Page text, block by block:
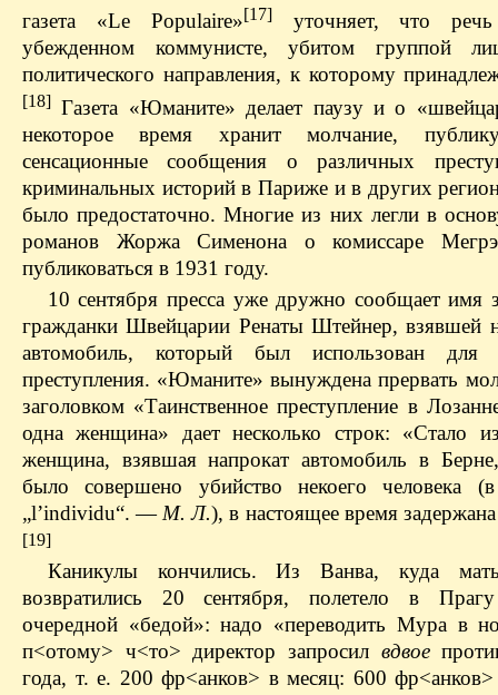
газета «Le Populaire»[17]уточняет, что
убежденном коммунисте, убитом группой
политического направления, к которому
[18] Газета «Юманите» делает паузу и о
некоторое время хранит молчание,
сенсационные сообщения о различных
криминальных историй в Париже и в других
было предостаточно. Многие из них легли в
романов Жоржа Сименона о комиссаре
публиковаться в 1931 году.
10 сентября пресса уже дружно сообщает имя
гражданки Швейцарии Ренаты Штейнер, взявшей
автомобиль, который был использован для
преступления. «Юманите» вынуждена прервать
заголовком «Таинственное преступление в
одна женщина» дает несколько строк: «Стало
женщина, взявшая напрокат автомобиль в
было совершено убийство некоего человека (в
„l’individu“. —М. Л.), в настоящее время
[19]
Каникулы кончились. Из Ванва, куда
возвратились 20 сентября, полетело в
очередной «бедой»: надо «переводить Мура в
п<отому> ч<то> директор запросил вдвое
года, т. е. 200 фр<анков> в месяц: 600 фр<анков>